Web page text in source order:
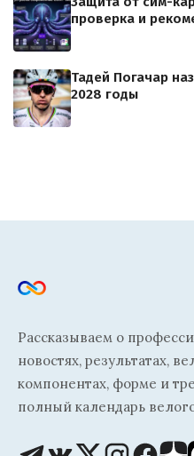
проверка и
Тадей Погачар
2028 годы
Рассказываем о
новостях, результатах,
компонентах, форме и
полный календарь